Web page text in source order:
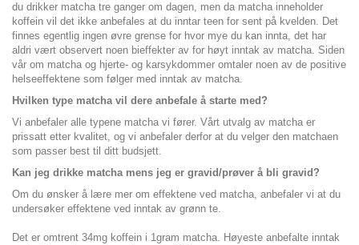
du drikker matcha tre ganger om dagen, men da matcha inneholder
koffein vil det ikke anbefales at du inntar teen for sent på kvelden. Det
finnes egentlig ingen øvre grense for hvor mye du kan innta, det har
aldri vært observert noen bieffekter av for høyt inntak av matcha. Siden
vår om matcha og hjerte- og karsykdommer omtaler noen av de positive
helseeffektene som følger med inntak av matcha.
Hvilken type matcha vil dere anbefale å starte med?
Vi anbefaler alle typene matcha vi fører. Vårt utvalg av matcha er
prissatt etter kvalitet, og vi anbefaler derfor at du velger den matchaen
som passer best til ditt budsjett.
Kan jeg drikke matcha mens jeg er gravid/prøver å bli gravid?
Om du ønsker å lære mer om effektene ved matcha, anbefaler vi at du
undersøker effektene ved inntak av grønn te.
Det er omtrent 34mg koffein i 1gram matcha. Høyeste anbefalte inntak